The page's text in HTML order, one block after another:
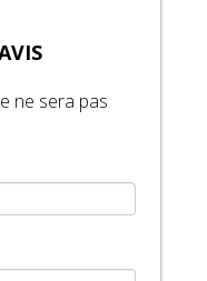
ne sera pas